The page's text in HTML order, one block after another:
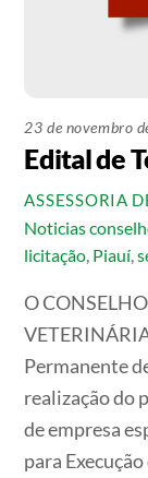
23 de novembro
Edital de
ASSESSORIA
Noticias
licitação, Piauí,
O
Permanente
realização do
de empresa
para